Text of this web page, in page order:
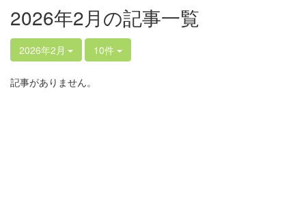
2026年2月の記事一覧
2026年2月 10件
記事がありません。